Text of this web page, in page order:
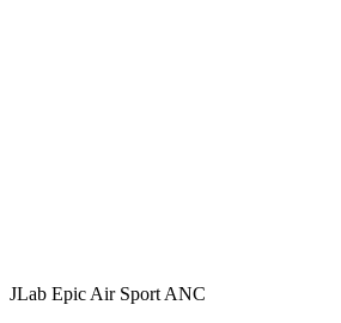
JLab Epic Air Sport ANC